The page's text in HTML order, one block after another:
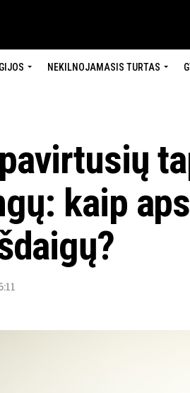
NEKILNOJAMASIS TURTAS
kaip